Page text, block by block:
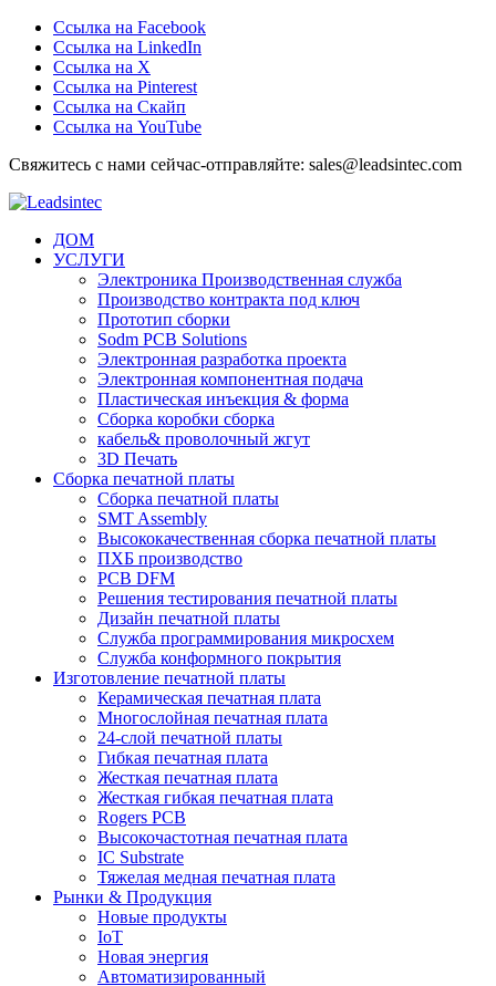
Ссылка на Facebook
Ссылка на LinkedIn
Ссылка на Х
Ссылка на Pinterest
Ссылка на Скайп
Ссылка на YouTube
Свяжитесь с нами сейчас-отправляйте: sales@leadsintec.com
ДОМ
УСЛУГИ
Электроника Производственная служба
Производство контракта под ключ
Прототип сборки
Sodm PCB Solutions
Электронная разработка проекта
Электронная компонентная подача
Пластическая инъекция & форма
Сборка коробки сборка
кабель& проволочный жгут
3D Печать
Сборка печатной платы
Сборка печатной платы
SMT Assembly
Высококачественная сборка печатной платы
ПХБ производство
PCB DFM
Решения тестирования печатной платы
Дизайн печатной платы
Служба программирования микросхем
Служба конформного покрытия
Изготовление печатной платы
Керамическая печатная плата
Многослойная печатная плата
24-слой печатной платы
Гибкая печатная плата
Жесткая печатная плата
Жесткая гибкая печатная плата
Rogers PCB
Высокочастотная печатная плата
IC Substrate
Тяжелая медная печатная плата
Рынки & Продукция
Новые продукты
IoT
Новая энергия
Автоматизированный